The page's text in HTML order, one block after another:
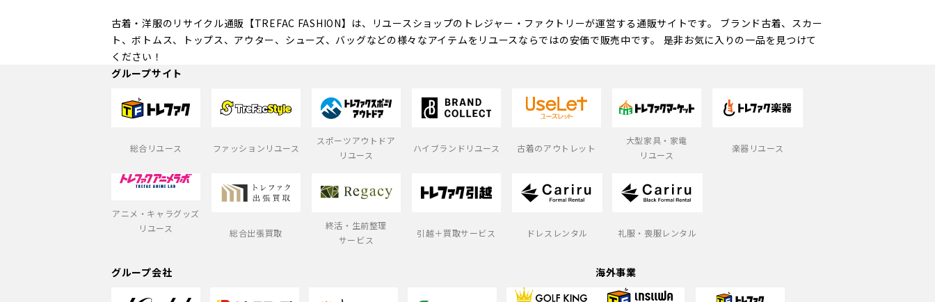
古着・洋服のリサイクル通販【TREFAC FASHION】は、リユースショップのトレジャー・ファクトリーが運営する通販サイトです。 ブランド古着、スカー
ト、ボトムス、トップス、アウター、シューズ、バッグなどの様々なアイテムをリユースならではの安価で販売中です。 是非お気に入りの一品を見つけて
ください！
グループサイト
総合リユース ファッションリユース
スポーツアウトドア
リユース
ハイブランドリユース 古着のアウトレット
大型家具・家電
リユース
楽器リユース
アニメ・キャラグッズ
リユース
総合出張買取
終活・生前整理
サービス
引越＋買取サービス ドレスレンタル 礼服・喪服レンタル
グループ会社 海外事業